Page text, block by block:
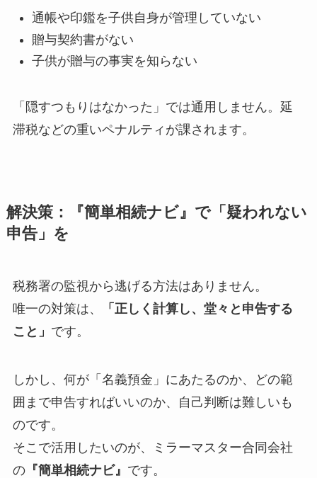
通帳や印鑑を子供自身が管理していない
贈与契約書がない
子供が贈与の事実を知らない
「隠すつもりはなかった」では通用しません。延
滞税などの重いペナルティが課されます。
解決策：『簡単相続ナビ』で「疑われない
申告」を
税務署の監視から逃げる方法はありません。
唯一の対策は、
「正しく計算し、堂々と申告する
こと」 です。
しかし、何が「名義預金」にあたるのか、どの範
囲まで申告すればいいのか、自己判断は難しいも
のです。
そこで活用したいのが、ミラーマスター合同会社
の『簡単相続ナビ』 です。